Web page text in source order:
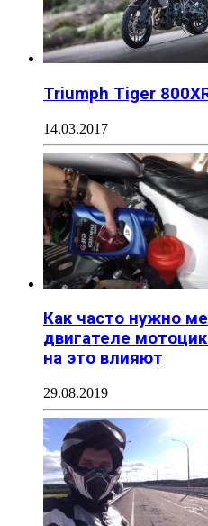
Triumph Tiger
14.03.2017
Как часто нужно
двигателе
на это влияют
29.08.2019